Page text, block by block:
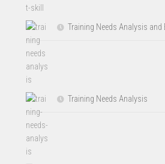
Training Needs Analysis and
Training Needs Analysis